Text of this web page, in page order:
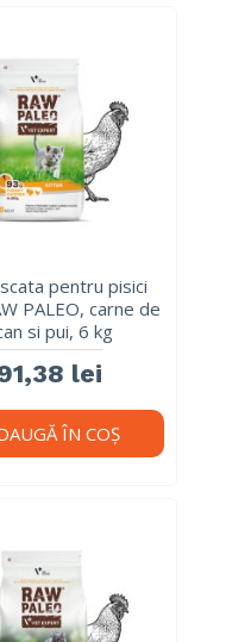
pentru pisici
PALEO, carne de
si pui, 6 kg
lei
ÎN COŞ